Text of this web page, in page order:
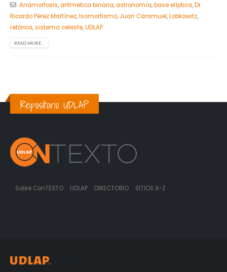
Anamorfosis,aritmética binaria,astronomía,base elíptica,Dr.
Ricardo Pérez Martínez,Isomorfismo, Juan Caramuel,Lobkowitz,
retórica,sistema celeste,UDLAP
READ MORE...
Repositorio UDLAP
Sobre ConTEXTO UDLAP DIRECTORIO SITIOS A-Z